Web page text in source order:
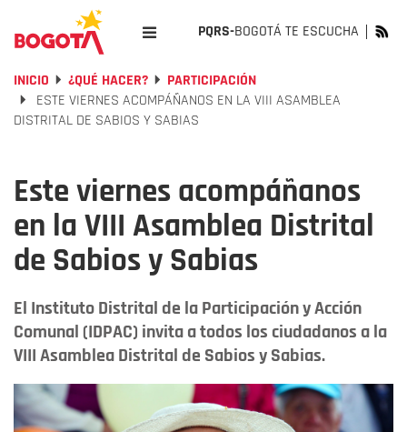
PQRS-BOGOTÁ TE ESCUCHA
INICIO ¿QUÉ HACER?
PARTICIPACIÓN
ESTE VIERNES ACOMPÁÑANOS EN LA VIII ASAMBLEA
DISTRITAL DE SABIOS Y SABIAS
Este viernes acompáñanos
en la VIII Asamblea Distrital
de Sabios y Sabias
El Instituto Distrital de la Participación y Acción
Comunal (IDPAC) invita a todos los ciudadanos a la
VIII Asamblea Distrital de Sabios y Sabias.